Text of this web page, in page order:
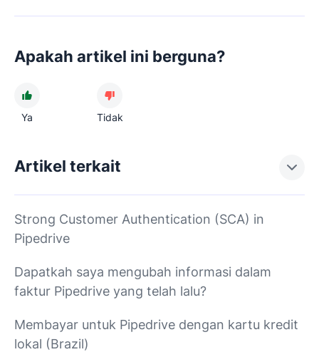
Apakah artikel ini berguna?
Ya Tidak
Artikel terkait
Strong Customer Authentication (SCA) in
Pipedrive
Dapatkah saya mengubah informasi dalam
faktur Pipedrive yang telah lalu?
Membayar untuk Pipedrive dengan kartu kredit
lokal (Brazil)